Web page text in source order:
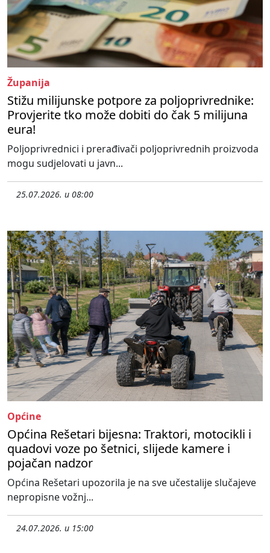
Županija
Stižu milijunske potpore za poljoprivrednike:
Provjerite tko može dobiti do čak 5 milijuna
eura!
Poljoprivrednici i prerađivači poljoprivrednih proizvoda
mogu sudjelovati u javn...
25.07.2026. u 08:00
Općine
Općina Rešetari bijesna: Traktori, motocikli i
quadovi voze po šetnici, slijede kamere i
pojačan nadzor
Općina Rešetari upozorila je na sve učestalije slučajeve
nepropisne vožnj...
24.07.2026. u 15:00